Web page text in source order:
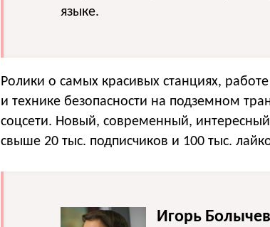
языке.
Ролики о самых красивых станциях,
и технике безопасности на подземном
соцсети. Новый, современный,
свыше 20 тыс. подписчиков и 100 тыс.
Игорь